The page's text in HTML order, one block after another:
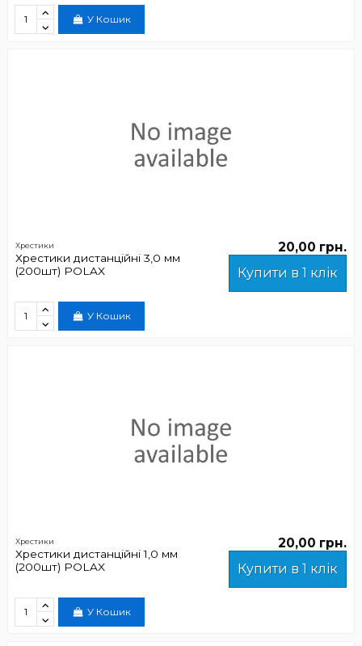
У Кошик
Хрестики
Хрестики дистанційні 3,0 мм
(200шт) POLAX
20,00 грн.
Купити в 1 клік
У Кошик
Хрестики
Хрестики дистанційні 1,0 мм
(200шт) POLAX
20,00 грн.
Купити в 1 клік
У Кошик